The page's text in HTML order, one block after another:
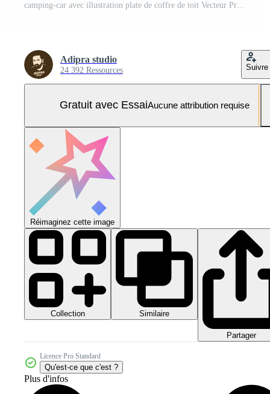
Adipra studio
24 392 Ressources Suivre
Gratuit avec EssaiAucune attribution requise
Réimaginez cette image
Collection Similaire
Partager
Licence Pro Standard
Qu'est-ce que c'est ?
Plus d'infos